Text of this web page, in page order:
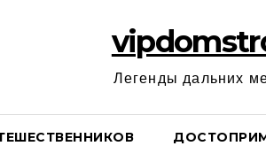
Легенды дальних